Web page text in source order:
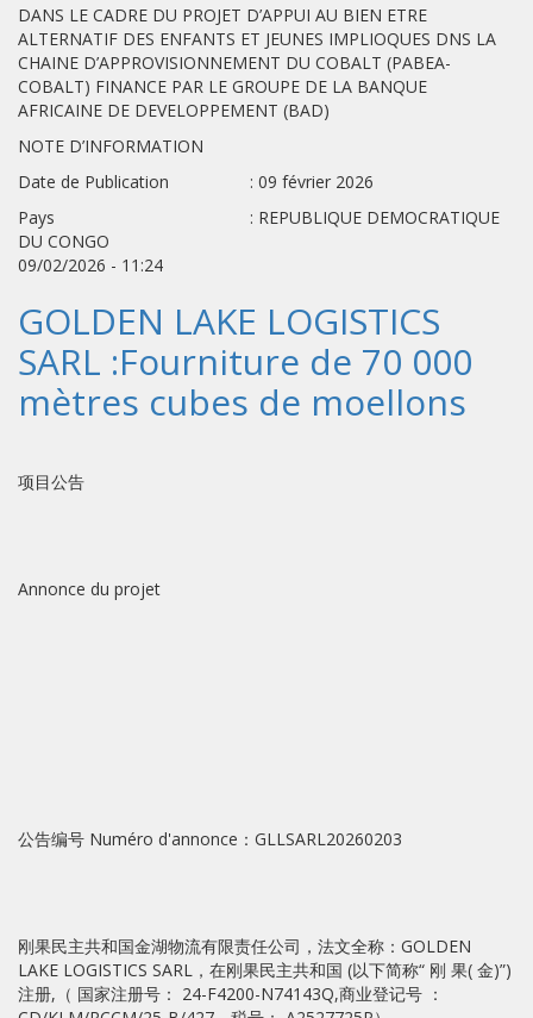
DANS LE CADRE DU PROJET D’APPUI AU BIEN ETRE
ALTERNATIF DES ENFANTS ET JEUNES IMPLIOQUES DNS LA
CHAINE D’APPROVISIONNEMENT DU COBALT (PABEA-
COBALT) FINANCE PAR LE GROUPE DE LA BANQUE
AFRICAINE DE DEVELOPPEMENT (BAD)
NOTE D’INFORMATION
Date de Publication : 09 février 2026
Pays : REPUBLIQUE DEMOCRATIQUE
DU CONGO
09/02/2026 - 11:24
GOLDEN LAKE LOGISTICS
SARL :Fourniture de 70 000
mètres cubes de moellons
项目公告
Annonce du projet
公告编号 Numéro d'annonce：GLLSARL20260203
刚果民主共和国金湖物流有限责任公司，法文全称：GOLDEN
LAKE LOGISTICS SARL，在刚果民主共和国 (以下简称“ 刚 果( 金)”)
注册,（ 国家注册号： 24-F4200-N74143Q,商业登记号 ：